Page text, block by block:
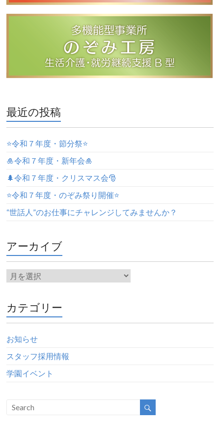
最近の投稿
⭐️令和７年度・節分祭⭐️
🎍令和７年度・新年会🎍
🌲令和７年度・クリスマス会🎅
⭐️令和７年度・のぞみ祭り開催⭐️
“世話人”のお仕事にチャレンジしてみませんか？
アーカイブ
カテゴリー
お知らせ
スタッフ採用情報
学園イベント